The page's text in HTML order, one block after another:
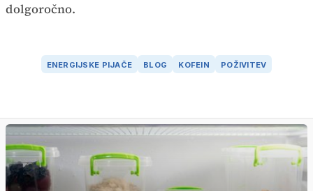
dolgoročno.
ENERGIJSKE PIJAČE BLOG KOFEIN POŽIVITEV